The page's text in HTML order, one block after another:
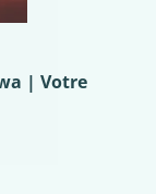
| Votre